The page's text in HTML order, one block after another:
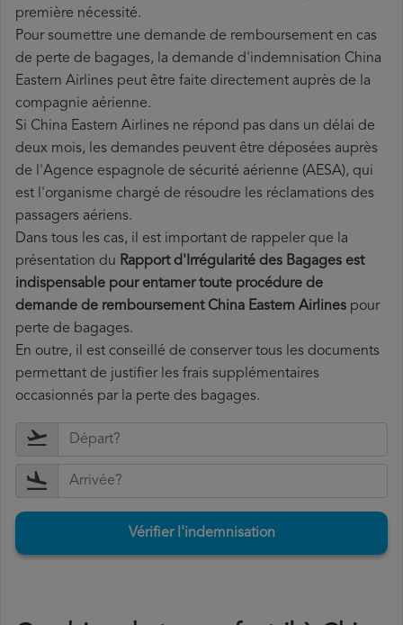
première nécessité.
Pour soumettre une demande de remboursement en cas
de perte de bagages, la demande d'indemnisation China
Eastern Airlines peut être faite directement auprès de la
compagnie aérienne.
Si China Eastern Airlines ne répond pas dans un délai de
deux mois, les demandes peuvent être déposées auprès
de l'Agence espagnole de sécurité aérienne (AESA), qui
est l'organisme chargé de résoudre les réclamations des
passagers aériens.
Dans tous les cas, il est important de rappeler que la
présentation du Rapport d'Irrégularité des Bagages est
indispensable pour entamer toute procédure de
demande de remboursement China Eastern Airlines pour
perte de bagages.
En outre, il est conseillé de conserver tous les documents
permettant de justifier les frais supplémentaires
occasionnés par la perte des bagages.
Vérifier l'indemnisation